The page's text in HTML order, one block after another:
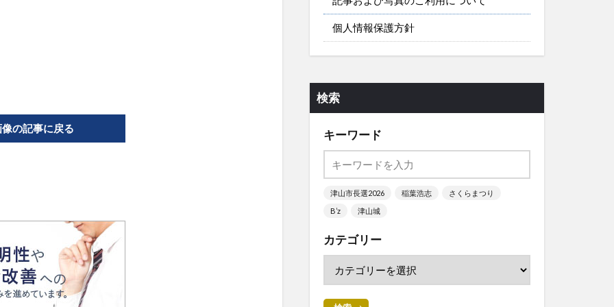
の記事に戻る
個人情報保護方針
検索
キーワード
津山市長選2026 稲葉浩志
さくらまつり
B’z
津山城
カテゴリー